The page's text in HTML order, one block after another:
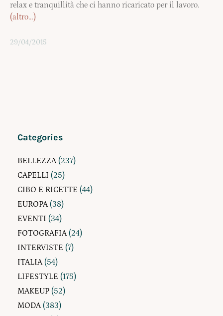
relax e tranquillità che ci hanno ricaricato per il lavoro.
(altro…)
29/04/2015
Categories
BELLEZZA(237)
CAPELLI (25)
CIBO E RICETTE (44)
EUROPA(38)
EVENTI (34)
FOTOGRAFIA(24)
INTERVISTE (7)
ITALIA(54)
LIFESTYLE (175)
MAKEUP (52)
MODA(383)